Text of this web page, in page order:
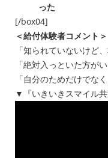
った
[/box04]
＜給付体験者コメント＞
「知られていないけど
「絶対入っといた方が
「自分のためだけでな
▼『いきいきスマイル